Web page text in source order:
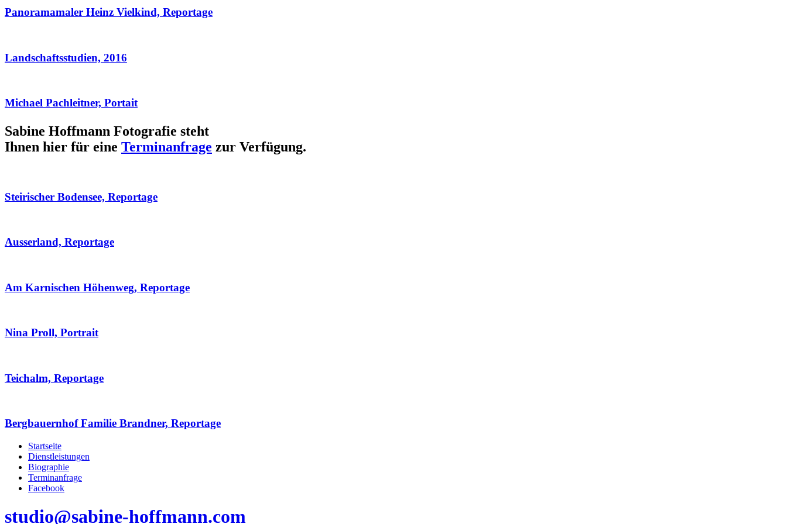
Panoramamaler Heinz Vielkind, Reportage
Landschaftsstudien, 2016
Michael Pachleitner, Portait
Sabine Hoffmann Fotografie steht
Ihnen hier für eine Terminanfrage zur Verfügung.
Steirischer Bodensee, Reportage
Ausserland, Reportage
Am Karnischen Höhenweg, Reportage
Nina Proll, Portrait
Teichalm, Reportage
Bergbauernhof Familie Brandner, Reportage
Startseite
Dienstleistungen
Biographie
Terminanfrage
Facebook
studio@sabine-hoffmann.com